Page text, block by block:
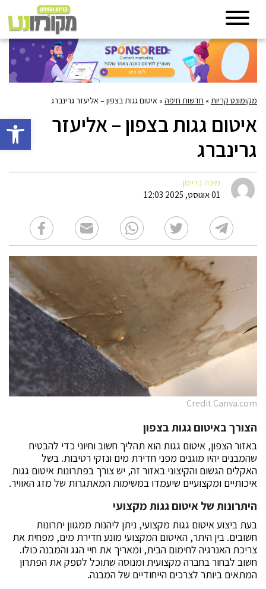
פתח
מקומונט קריות » חדשות חיפה» איטום גגות בצפון – אליעזר גרינברג
איטום גגות בצפון – אליעזר
גרינברג
מיכה בריימן
01 אוגוסט, 2025 12:03
Credit Canva.com
הצורך באיטום גגות בצפון
באזור הצפון, איטום גגות הוא תהליך חשוב וחיוני כדי להבטיח
שהמבנים יהיו מוגנים מפני חדירת מים ונזקי רטיבות. בשל
האקלים הגשום והקיצוני באזור זה, יש צורך בפתרונות איטום גגות
איכותיים ומקצועיים שיעמדו במשימות המאתגרות של מזג האוויר.
היתרונות של איטום גגות מקצועי
בעת ביצוע איטום גגות מקצועי, ניתן ליהנות ממגוון יתרונות
חשובים. בין היתר, האיטום המקצועי מונע חדירת מים, מפחית את
צריכת האנרגיה לחימום הבית, ומאריך את חיי הגג והמבנה כולו.
חשוב לבחור בחברה מקצועית ומנוסה שתוכל לספק את הפתרון
המתאים ביותר לצרכים הייחודיים של המבנה.